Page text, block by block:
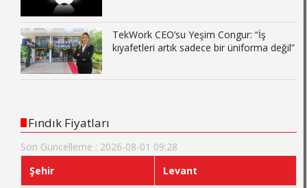
TekWork CEO’su Yeşim Congur: “İş
kıyafetleri artık sadece bir üniforma değil”
Fındık Fiyatları
Son Güncelleme : 2026-08-01 09:28
Şehir
Levant